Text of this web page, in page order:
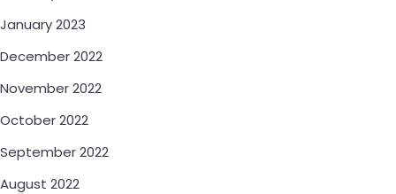
January 2023
December 2022
November 2022
October 2022
September 2022
August 2022